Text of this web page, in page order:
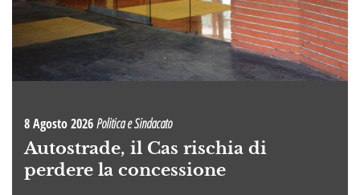
8 Agosto 2026Politica e Sindacato
Autostrade, il Cas rischia di
perdere la concessione